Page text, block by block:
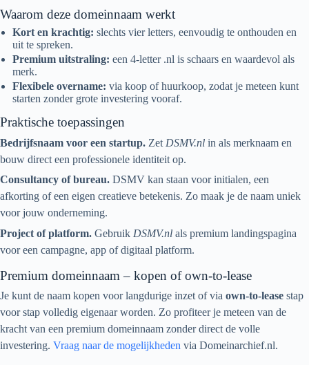
Waarom deze domeinnaam werkt
Kort en krachtig: slechts vier letters, eenvoudig te onthouden en
uit te spreken.
Premium uitstraling: een 4-letter .nl is schaars en waardevol als
merk.
Flexibele overname: via koop of huurkoop, zodat je meteen kunt
starten zonder grote investering vooraf.
Praktische toepassingen
Bedrijfsnaam voor een startup. Zet DSMV.nl in als merknaam en
bouw direct een professionele identiteit op.
Consultancy of bureau. DSMV kan staan voor initialen, een
afkorting of een eigen creatieve betekenis. Zo maak je de naam uniek
voor jouw onderneming.
Project of platform. Gebruik DSMV.nl als premium landingspagina
voor een campagne, app of digitaal platform.
Premium domeinnaam – kopen of own-to-lease
Je kunt de naam kopen voor langdurige inzet of via own-to-lease stap
voor stap volledig eigenaar worden. Zo profiteer je meteen van de
kracht van een premium domeinnaam zonder direct de volle
investering. Vraag naar de mogelijkheden via Domeinarchief.nl.